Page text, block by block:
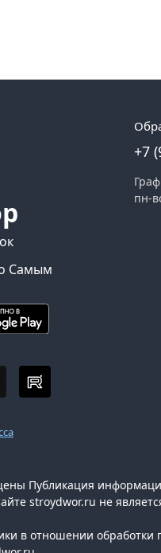
Самым
+7
пн-
Публикация
stroydwor.ru не
в отношении обработки